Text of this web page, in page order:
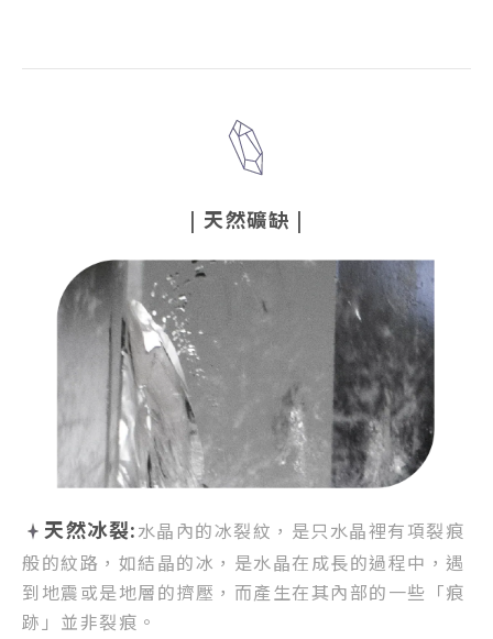
| 天然礦缺 |
天然冰裂:水晶內的冰裂紋， 是只水晶裡有項裂痕
般的紋路， 如結晶的冰，是水晶在成長的過程中， 遇
到地震或是地層的擠壓， 而產生在其內部的一些「痕
跡」並非裂痕。